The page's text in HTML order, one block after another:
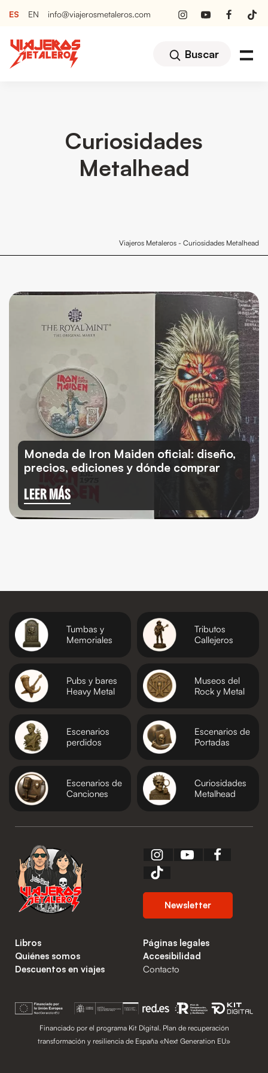
ES EN info@viajerosmetaleros.com
Buscar
Curiosidades
Metalhead
Viajeros Metaleros - Curiosidades Metalhead
Moneda de Iron Maiden oficial: diseño,
precios, ediciones y dónde comprar
LEER MÁS
Tumbas y
Memoriales
Tributos
Callejeros
Pubs y bares
Heavy Metal
Museos del
Rock y Metal
Escenarios
perdidos
Escenarios de
Portadas
Escenarios de
Canciones
Curiosidades
Metalhead
Newsletter
Libros
Quiénes somos
Descuentos en viajes
Páginas legales
Accesibilidad
Contacto
Financiado por el programa Kit Digital. Plan de recuperación
transformación y resiliencia de España «Next Generation EU»